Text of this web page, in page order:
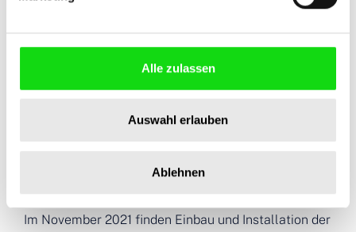
Alle zulassen
Auswahl erlauben
Ablehnen
Im November 2021 finden Einbau und Installation der